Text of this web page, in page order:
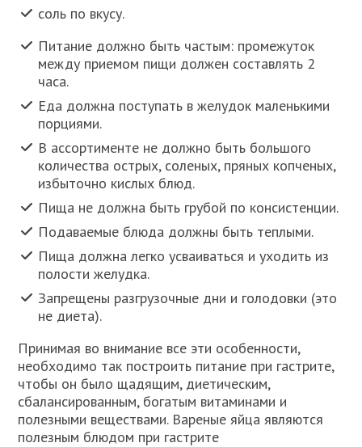
соль по вкусу.
Питание должно быть частым: промежуток
между приемом пищи должен составлять 2
часа.
Еда должна поступать в желудок маленькими
порциями.
В ассортименте не должно быть большого
количества острых, соленых, пряных копченых,
избыточно кислых блюд.
Пища не должна быть грубой по консистенции.
Подаваемые блюда должны быть теплыми.
Пища должна легко усваиваться и уходить из
полости желудка.
Запрещены разгрузочные дни и голодовки (это
не диета).
Принимая во внимание все эти особенности,
необходимо так построить питание при гастрите,
чтобы он было щадящим, диетическим,
сбалансированным, богатым витаминами и
полезными веществами. Вареные яйца являются
полезным блюдом при гастрите